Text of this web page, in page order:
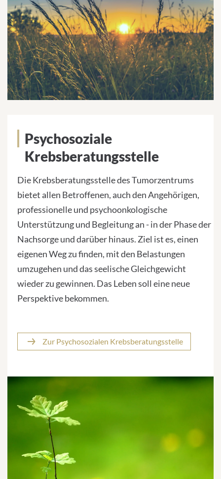
Psychosoziale
Krebsberatungsstelle
Die Krebsberatungsstelle des Tumorzentrums
bietet allen Betroffenen, auch den Angehörigen,
professionelle und psychoonkologische
Unterstützung und Begleitung an - in der Phase der
Nachsorge und darüber hinaus. Ziel ist es, einen
eigenen Weg zu finden, mit den Belastungen
umzugehen und das seelische Gleichgewicht
wieder zu gewinnen. Das Leben soll eine neue
Perspektive bekommen.
Zur Psychosozialen Krebsberatungsstelle